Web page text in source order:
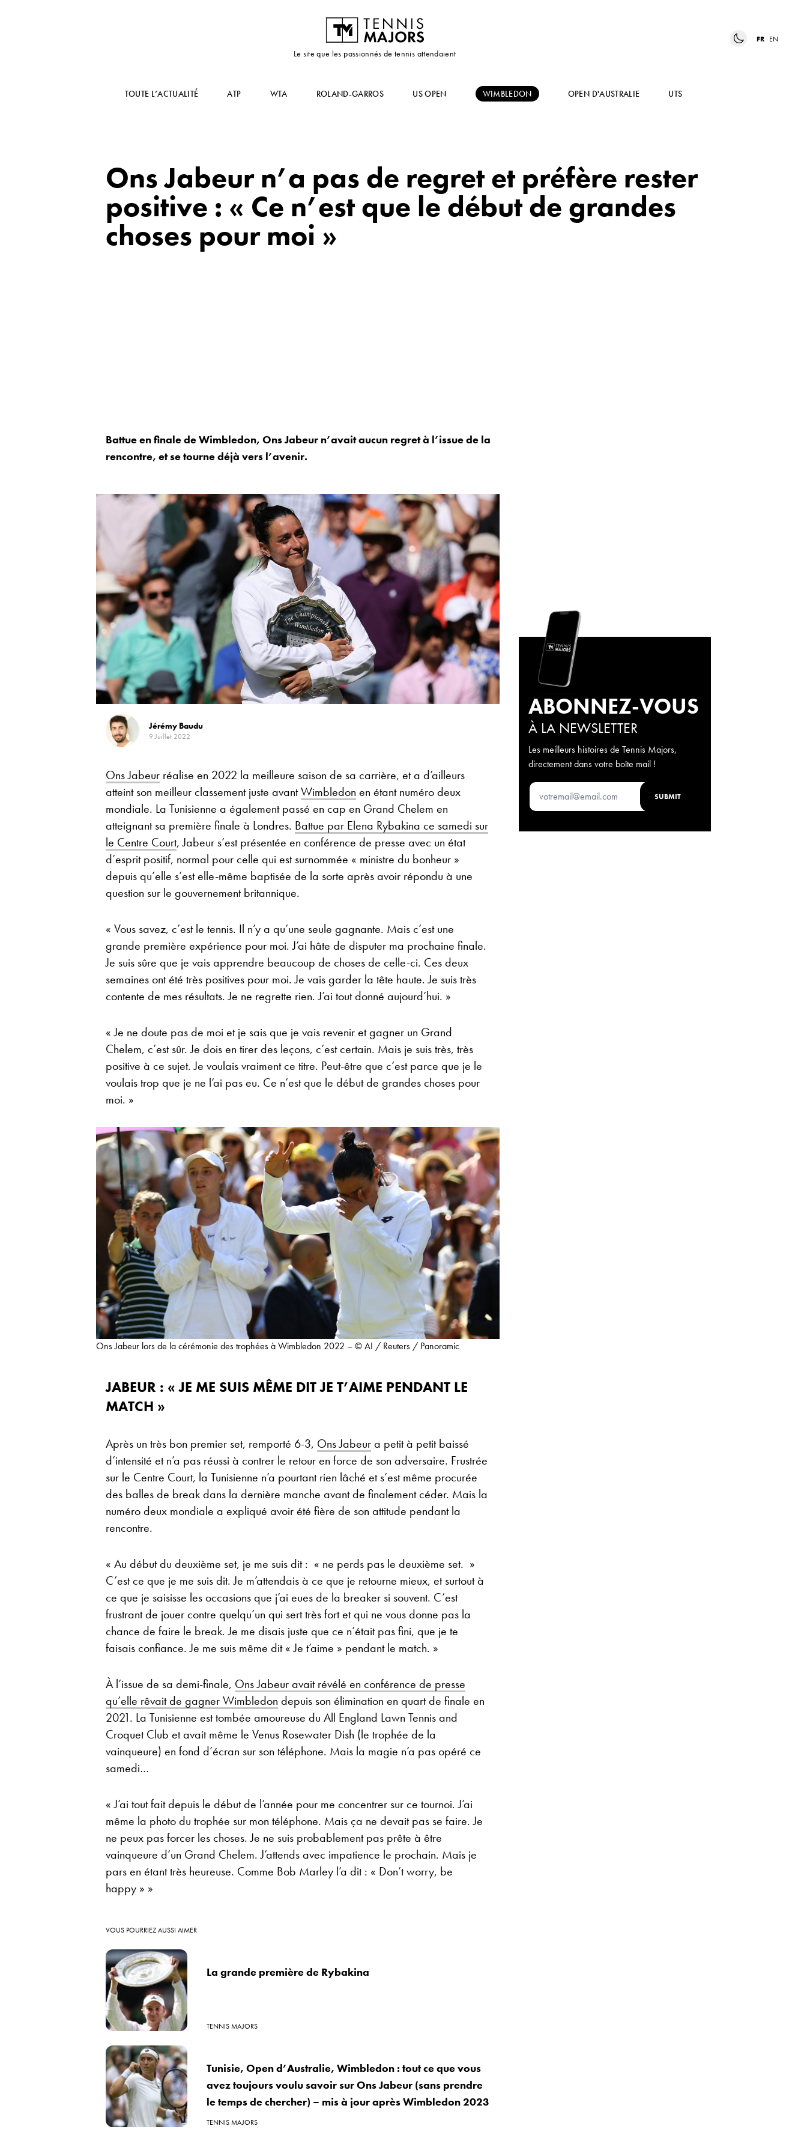
Le site que les passionnés de tennis attendaient
FR EN
TOUTE L’ACTUALITÉ ATP WTA ROLAND-GARROS US OPEN WIMBLEDON OPEN D'AUSTRALIE UTS
Ons Jabeur n’a pas de regret et préfère rester
positive : « Ce n’est que le début de grandes
choses pour moi »
Battue en finale de Wimbledon, Ons Jabeur n’avait aucun regret à l’issue de la
rencontre, et se tourne déjà vers l’avenir.
Jérémy Baudu
9 Juillet 2022
Ons Jabeur réalise en 2022 la meilleure saison de sa carrière, et a d’ailleurs
atteint son meilleur classement juste avantWimbledon en étant numéro deux
mondiale. La Tunisienne a également passé en cap en Grand Chelem en
atteignant sa première finale à Londres. Battue par Elena Rybakina ce samedi sur
le Centre Court, Jabeur s’est présentée en conférence de presse avec un état
d’esprit positif, normal pour celle qui est surnommée « ministre du bonheur »
depuis qu’elle s’est elle-même baptisée de la sorte après avoir répondu à une
question sur le gouvernement britannique.
« Vous savez, c’est le tennis. Il n’y a qu’une seule gagnante. Mais c’est une
grande première expérience pour moi. J’ai hâte de disputer ma prochaine finale.
Je suis sûre que je vais apprendre beaucoup de choses de celle-ci. Ces deux
semaines ont été très positives pour moi. Je vais garder la tête haute. Je suis très
contente de mes résultats. Je ne regrette rien. J’ai tout donné aujourd’hui. »
« Je ne doute pas de moi et je sais que je vais revenir et gagner un Grand
Chelem, c’est sûr. Je dois en tirer des leçons, c’est certain. Mais je suis très, très
positive à ce sujet. Je voulais vraiment ce titre. Peut-être que c’est parce que je le
voulais trop que je ne l’ai pas eu. Ce n’est que le début de grandes choses pour
moi. »
Ons Jabeur lors de la cérémonie des trophées à Wimbledon 2022 – © AI / Reuters / Panoramic
JABEUR : « JE ME SUIS MÊME DIT JE T’AIME PENDANT LE
MATCH »
Après un très bon premier set, remporté 6-3, Ons Jabeura petit à petit baissé
d’intensité et n’a pas réussi à contrer le retour en force de son adversaire. Frustrée
sur le Centre Court, la Tunisienne n’a pourtant rien lâché et s’est même procurée
des balles de break dans la dernière manche avant de finalement céder. Mais la
numéro deux mondiale a expliqué avoir été fière de son attitude pendant la
rencontre.
« Au début du deuxième set, je me suis dit : « ne perds pas le deuxième set. »
C’est ce que je me suis dit. Je m’attendais à ce que je retourne mieux, et surtout à
ce que je saisisse les occasions que j’ai eues de la breaker si souvent. C’est
frustrant de jouer contre quelqu’un qui sert très fort et qui ne vous donne pas la
chance de faire le break. Je me disais juste que ce n’était pas fini, que je te
faisais confiance. Je me suis même dit « Je t’aime » pendant le match. »
À l’issue de sa demi-finale, Ons Jabeur avait révélé en conférence de presse
qu’elle rêvait de gagner Wimbledon depuis son élimination en quart de finale en
2021. La Tunisienne est tombée amoureuse du All England Lawn Tennis and
Croquet Club et avait même le Venus Rosewater Dish (le trophée de la
vainqueure) en fond d’écran sur son téléphone. Mais la magie n’a pas opéré ce
samedi…
« J’ai tout fait depuis le début de l’année pour me concentrer sur ce tournoi. J’ai
même la photo du trophée sur mon téléphone. Mais ça ne devait pas se faire. Je
ne peux pas forcer les choses. Je ne suis probablement pas prête à être
vainqueure d’un Grand Chelem. J’attends avec impatience le prochain. Mais je
pars en étant très heureuse. Comme Bob Marley l’a dit : « Don’t worry, be
happy » »
VOUS POURRIEZ AUSSI AIMER
La grande première de Rybakina
TENNIS MAJORS
Tunisie, Open d’Australie, Wimbledon : tout ce que vous
avez toujours voulu savoir sur Ons Jabeur (sans prendre
le temps de chercher) – mis à jour après Wimbledon 2023
TENNIS MAJORS
ABONNEZ-VOUS
À LA NEWSLETTER
Les meilleurs histoires de Tennis Majors,
directement dans votre boîte mail !